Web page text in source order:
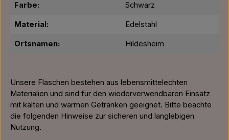
Farbe: Schwarz
Material: Edelstahl
Ortsnamen: Hildesheim
Unsere Flaschen bestehen aus lebensmittelechten
Materialien und sind für den wiederverwendbaren Einsatz
mit kalten und warmen Getränken geeignet. Bitte beachte
die folgenden Hinweise zur sicheren und langlebigen
Nutzung.